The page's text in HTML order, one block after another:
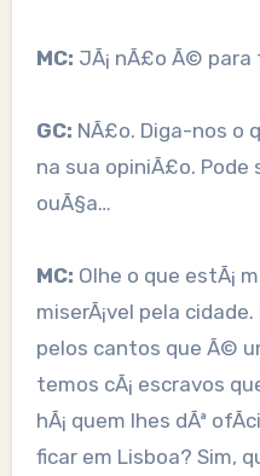
MC: JÃ¡ nÃ£o Ã©
GC: NÃ£o. Diga-nos o
na sua opiniÃ£o.
ouÃ§a…
MC: Olhe o que estÃ¡
miserÃ¡vel pela
pelos cantos que Ã©
temos cÃ¡ escravos
hÃ¡ quem lhes dÃª
ficar em Lisboa? Sim,